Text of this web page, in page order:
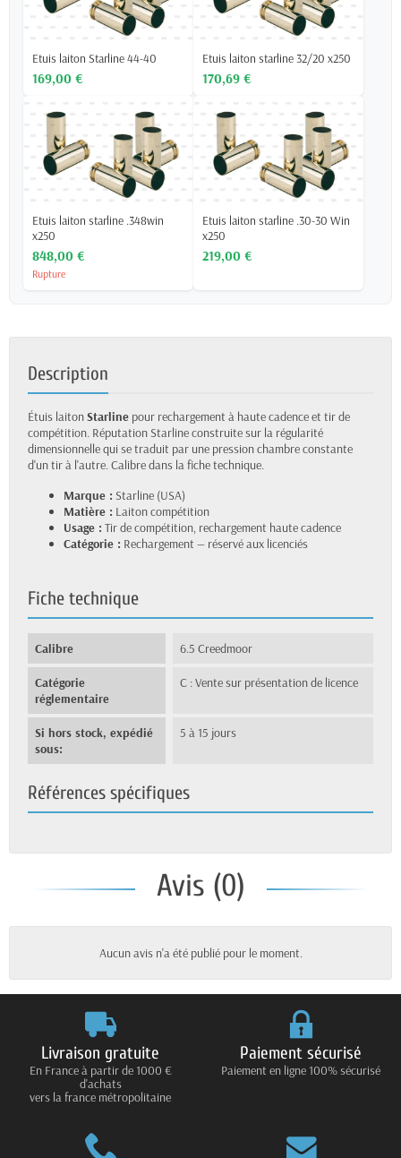
Etuis laiton Starline 44-40
169,00 €
Etuis laiton starline 32/20 x250
170,69 €
Etuis laiton starline .348win
x250
848,00 €
Rupture
Etuis laiton starline .30-30 Win
x250
219,00 €
Description
Étuis laitonStarline pour rechargement à haute cadence et tir de
compétition. Réputation Starline construite sur la régularité
dimensionnelle qui se traduit par une pression chambre constante
d'un tir à l'autre. Calibre dans la fiche technique.
Marque : Starline (USA)
Matière : Laiton compétition
Usage : Tir de compétition, rechargement haute cadence
Catégorie : Rechargement — réservé aux licenciés
Fiche technique
Calibre 6.5 Creedmoor
Catégorie
réglementaire
C : Vente sur présentation de licence
Si hors stock, expédié
sous:
5 à 15 jours
Références spécifiques
Avis (0)
Aucun avis n'a été publié pour le moment.
Livraison gratuite
En France à partir de 1000 €
d'achats
vers la france métropolitaine
Paiement sécurisé
Paiement en ligne 100% sécurisé